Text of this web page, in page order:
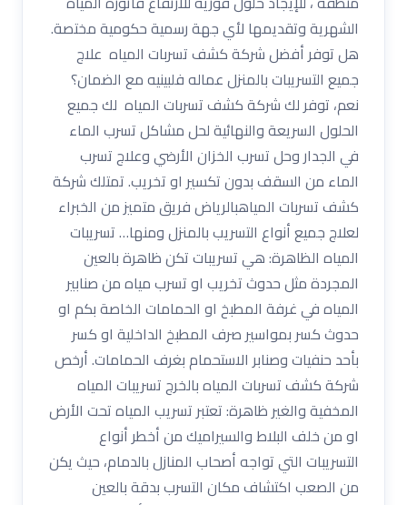
الشهرية وتقديمها لأي جهة رسمية حكومية مختصة.
هل توفر أفضل شركة كشف تسربات المياه علاج
جميع التسريبات بالمنزل عماله فلبينيه مع الضمان؟
نعم، توفر لك شركة كشف تسربات المياه لك جميع
الحلول السريعة والنهائية لحل مشاكل تسرب الماء
في الجدار وحل تسرب الخزان الأرضي وعلاج تسرب
الماء من السقف بدون تكسير او تخريب. تمتلك شركة
كشف تسربات المياهبالرياض فريق متميز من الخبراء
لعلاج جميع أنواع التسريب بالمنزل ومنها… تسريبات
المياه الظاهرة: هي تسريبات تكن ظاهرة بالعين
المجردة مثل حدوث تخريب او تسرب مياه من صنابير
المياه في غرفة المطبخ او الحمامات الخاصة بكم او
حدوث كسر بمواسير صرف المطبخ الداخلية او كسر
بأحد حنفيات وصنابر الاستحمام بغرف الحمامات. أرخص
شركة كشف تسربات المياه بالخرج تسريبات المياه
المخفية والغير ظاهرة: تعتبر تسريب المياه تحت الأرض
او من خلف البلاط والسيراميك من أخطر أنواع
التسريبات التي تواجه أصحاب المنازل بالدمام، حيث يكن
من الصعب اكتشاف مكان التسرب بدقة بالعين